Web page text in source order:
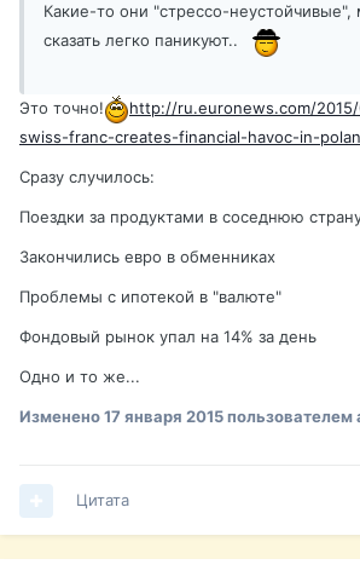
Какие-то они "стрессо-
сказать легко паникуют..
Это точно!
http://ru.euronews.com/2015/
swiss-franc-creates-financial-havoc-in-
Сразу случилось:
Поездки за продуктами в соседнюю
Закончились евро в обменниках
Проблемы с ипотекой в "валюте"
Фондовый рынок упал на 14% за день
Одно и то же...
Изменено17 января 2015пользователем
Цитата